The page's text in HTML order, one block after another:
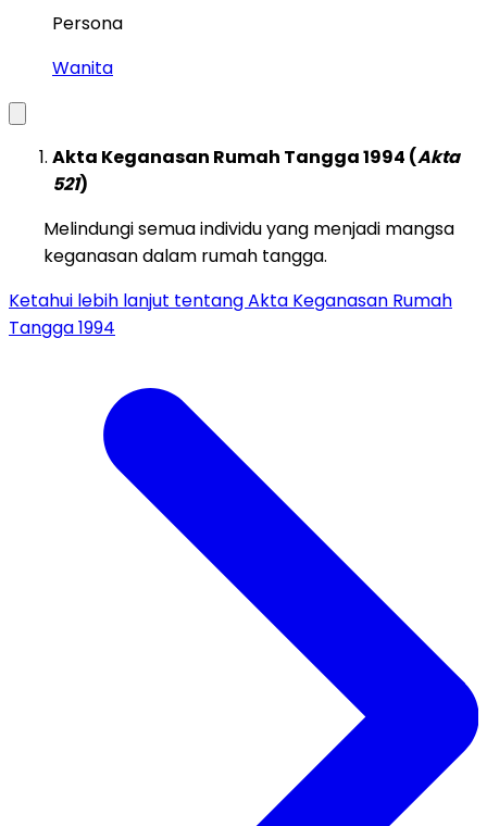
Persona
Wanita
Akta Keganasan Rumah Tangga 1994 (Akta
521)
Melindungi semua individu yang menjadi mangsa
keganasan dalam rumah tangga.
Ketahui lebih lanjut tentang Akta Keganasan Rumah
Tangga 1994